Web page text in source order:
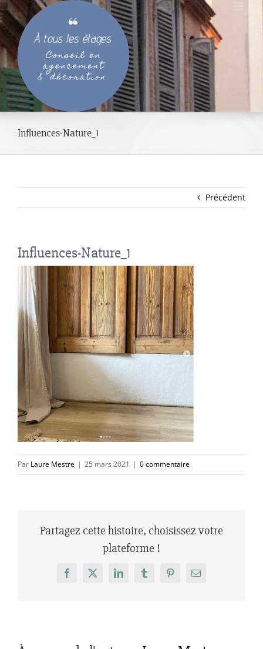
Passer
au
contenu
Influences-Nature_1
Précédent
Influences-Nature_1
Par Laure Mestre | 25 mars 2021 | 0 commentaire
Partagez cette histoire, choisissez votre
plateforme !
Facebook
X LinkedInTumblrPinterestEmail